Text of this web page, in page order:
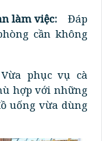
làm việc: Đáp
cần không
Vừa phục vụ cà
hợp với những
uống vừa dùng